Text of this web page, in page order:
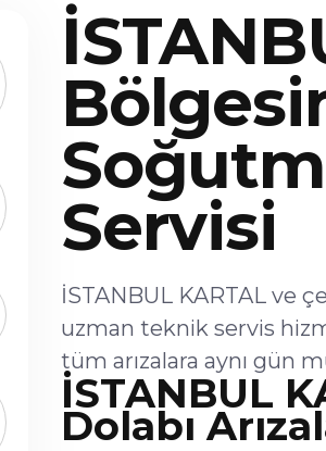
Servisi
İSTANBUL KARTAL ve
uzman teknik servis
tüm arızalara aynı gün
İSTANBUL
Dolabı